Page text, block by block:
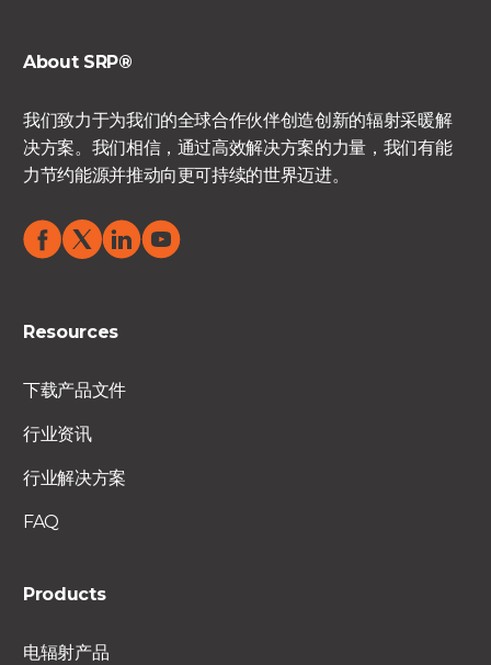
About SRP®
我们致力于为我们的全球合作伙伴创造创新的辐射采暖解
决方案。我们相信，通过高效解决方案的力量，我们有能
力节约能源并推动向更可持续的世界迈进。
Resources
下载产品文件
行业资讯
行业解决方案
FAQ
Products
电辐射产品